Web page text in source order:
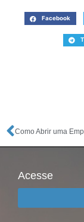
Facebook
Acesse